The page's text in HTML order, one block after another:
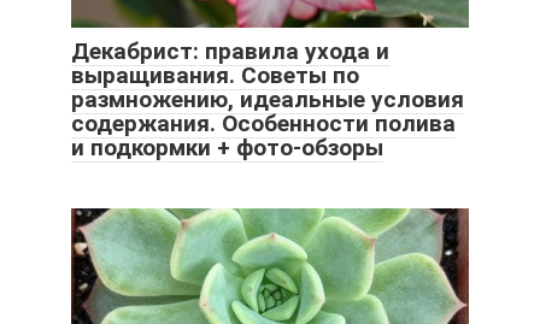
Декабрист: правила ухода и
выращивания. Советы по
размножению, идеальные условия
содержания. Особенности полива
и подкормки + фото-обзоры